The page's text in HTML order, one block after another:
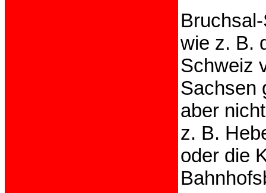
wie z. B.
Schweiz
Sachsen
aber
z. B.
oder die